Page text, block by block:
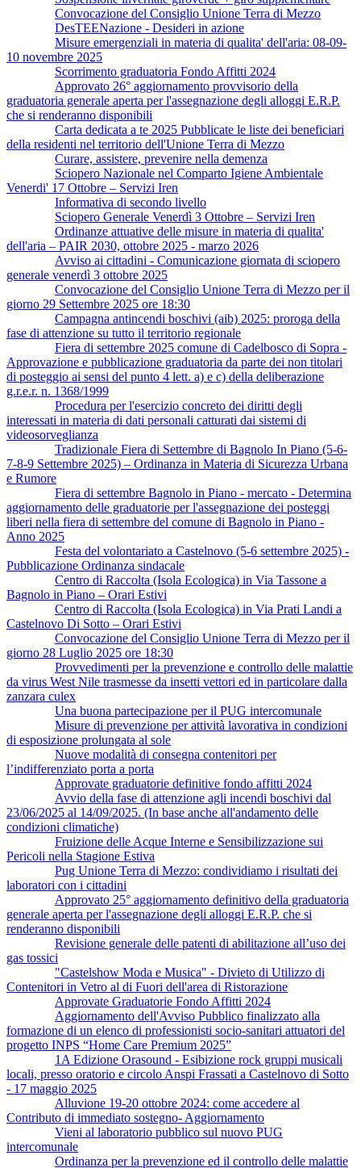
Convocazione del Consiglio Unione Terra di Mezzo
DesTEENazione - Desideri in azione
Misure emergenziali in materia di qualita' dell'aria: 08-09-
10 novembre 2025
Scorrimento graduatoria Fondo Affitti 2024
Approvato 26° aggiornamento provvisorio della
graduatoria generale aperta per l'assegnazione degli alloggi E.R.P.
che si renderanno disponibili
Carta dedicata a te 2025 Pubblicate le liste dei beneficiari
della residenti nel territorio dell'Unione Terra di Mezzo
Curare, assistere, prevenire nella demenza
Sciopero Nazionale nel Comparto Igiene Ambientale
Venerdi' 17 Ottobre – Servizi Iren
Informativa di secondo livello
Sciopero Generale Venerdì 3 Ottobre – Servizi Iren
Ordinanze attuative delle misure in materia di qualita'
dell'aria – PAIR 2030, ottobre 2025 - marzo 2026
Avviso ai cittadini - Comunicazione giornata di sciopero
generale venerdì 3 ottobre 2025
Convocazione del Consiglio Unione Terra di Mezzo per il
giorno 29 Settembre 2025 ore 18:30
Campagna antincendi boschivi (aib) 2025: proroga della
fase di attenzione su tutto il territorio regionale
Fiera di settembre 2025 comune di Cadelbosco di Sopra -
Approvazione e pubblicazione graduatoria da parte dei non titolari
di posteggio ai sensi del punto 4 lett. a) e c) della deliberazione
g.r.e.r. n. 1368/1999
Procedura per l'esercizio concreto dei diritti degli
interessati in materia di dati personali catturati dai sistemi di
videosorveglianza
Tradizionale Fiera di Settembre di Bagnolo In Piano (5-6-
7-8-9 Settembre 2025) – Ordinanza in Materia di Sicurezza Urbana
e Rumore
Fiera di settembre Bagnolo in Piano - mercato - Determina
aggiornamento delle graduatorie per l'assegnazione dei posteggi
liberi nella fiera di settembre del comune di Bagnolo in Piano -
Anno 2025
Festa del volontariato a Castelnovo (5-6 settembre 2025) -
Pubblicazione Ordinanza sindacale
Centro di Raccolta (Isola Ecologica) in Via Tassone a
Bagnolo in Piano – Orari Estivi
Centro di Raccolta (Isola Ecologica) in Via Prati Landi a
Castelnovo Di Sotto – Orari Estivi
Convocazione del Consiglio Unione Terra di Mezzo per il
giorno 28 Luglio 2025 ore 18:30
Provvedimenti per la prevenzione e controllo delle malattie
da virus West Nile trasmesse da insetti vettori ed in particolare dalla
zanzara culex
Una buona partecipazione per il PUG intercomunale
Misure di prevenzione per attività lavorativa in condizioni
di esposizione prolungata al sole
Nuove modalità di consegna contenitori per
l’indifferenziato porta a porta
Approvate graduatorie definitive fondo affitti 2024
Avvio della fase di attenzione agli incendi boschivi dal
23/06/2025 al 14/09/2025. (In base anche all'andamento delle
condizioni climatiche)
Fruizione delle Acque Interne e Sensibilizzazione sui
Pericoli nella Stagione Estiva
Pug Unione Terra di Mezzo: condividiamo i risultati dei
laboratori con i cittadini
Approvato 25° aggiornamento definitivo della graduatoria
generale aperta per l'assegnazione degli alloggi E.R.P. che si
renderanno disponibili
Revisione generale delle patenti di abilitazione all’uso dei
gas tossici
"Castelshow Moda e Musica" - Divieto di Utilizzo di
Contenitori in Vetro al di Fuori dell'area di Ristorazione
Approvate Graduatorie Fondo Affitti 2024
Aggiornamento dell'Avviso Pubblico finalizzato alla
formazione di un elenco di professionisti socio-sanitari attuatori del
progetto INPS “Home Care Premium 2025”
1A Edizione Orasound - Esibizione rock gruppi musicali
locali, presso oratorio e circolo Anspi Frassati a Castelnovo di Sotto
- 17 maggio 2025
Alluvione 19-20 ottobre 2024: come accedere al
Contributo di immediato sostegno- Aggiornamento
Vieni al laboratorio pubblico sul nuovo PUG
intercomunale
Ordinanza per la prevenzione ed il controllo delle malattie